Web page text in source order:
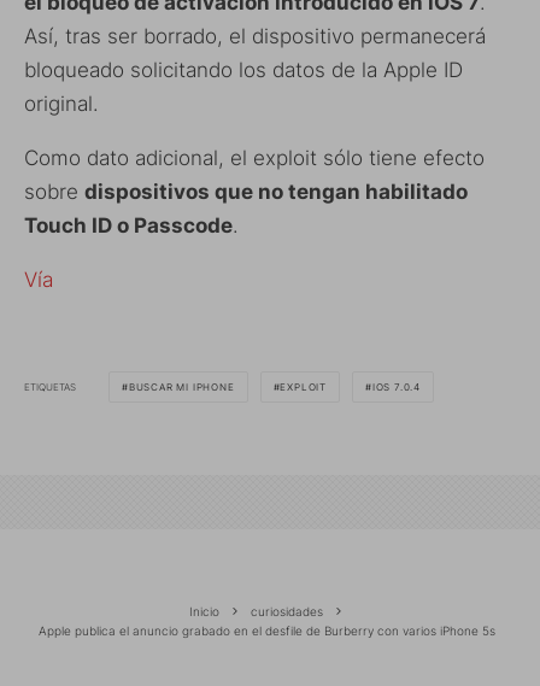
Así, tras ser borrado, el dispositivo permanecerá
bloqueado solicitando los datos de la Apple ID
original.
Como dato adicional, el exploit sólo tiene efecto
sobre dispositivos que no tengan habilitado
Touch ID o Passcode.
Vía
ETIQUETAS BUSCAR MI IPHONE EXPLOIT IOS 7.0.4
Inicio
curiosidades
Apple publica el anuncio grabado en el desfile de Burberry con varios iPhone 5s